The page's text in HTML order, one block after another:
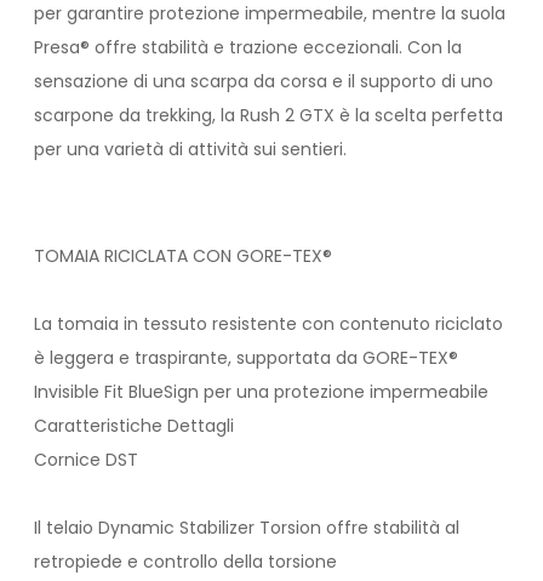
per garantire protezione impermeabile, mentre la suola
Presa® offre stabilità e trazione eccezionali. Con la
sensazione di una scarpa da corsa e il supporto di uno
scarpone da trekking, la Rush 2 GTX è la scelta perfetta
per una varietà di attività sui sentieri.
TOMAIA RICICLATA CON GORE-TEX®
La tomaia in tessuto resistente con contenuto riciclato
è leggera e traspirante, supportata da GORE-TEX®
Invisible Fit BlueSign per una protezione impermeabile
Caratteristiche Dettagli
Cornice DST
Il telaio Dynamic Stabilizer Torsion offre stabilità al
retropiede e controllo della torsione